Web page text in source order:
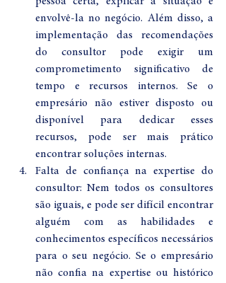
envolvê-la no negócio. Além disso, a
implementação das recomendações
do consultor pode exigir um
comprometimento significativo de
tempo e recursos internos. Se o
empresário não estiver disposto ou
disponível para dedicar esses
recursos, pode ser mais prático
encontrar soluções internas.
Falta de confiança na expertise do
consultor: Nem todos os consultores
são iguais, e pode ser difícil encontrar
alguém com as habilidades e
conhecimentos específicos necessários
para o seu negócio. Se o empresário
não confia na expertise ou histórico